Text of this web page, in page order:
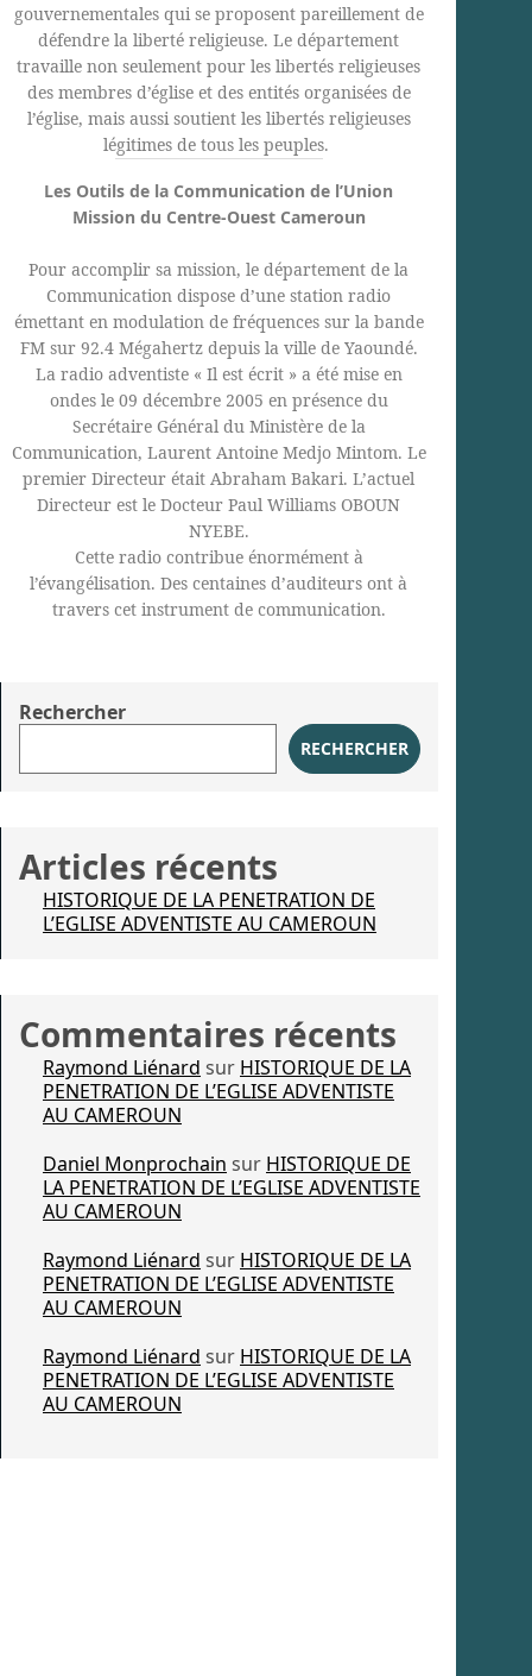
gouvernementales qui se proposent pareillement de
défendre la liberté religieuse. Le département
travaille non seulement pour les libertés religieuses
des membres d’église et des entités organisées de
l’église, mais aussi soutient les libertés religieuses
légitimes de tous les peuples.
Les Outils de la Communication de l’Union
Mission du Centre-Ouest Cameroun
Pour accomplir sa mission, le département de la
Communication dispose d’une station radio
émettant en modulation de fréquences sur la bande
FM sur 92.4 Mégahertz depuis la ville de Yaoundé.
La radio adventiste « Il est écrit » a été mise en
ondes le 09 décembre 2005 en présence du
Secrétaire Général du Ministère de la
Communication, Laurent Antoine Medjo Mintom. Le
premier Directeur était Abraham Bakari. L’actuel
Directeur est le Docteur Paul Williams OBOUN
NYEBE.
Cette radio contribue énormément à
l’évangélisation. Des centaines d’auditeurs ont à
travers cet instrument de communication.
Rechercher
RECHERCHER
Articles récents
HISTORIQUE DE LA PENETRATION DE
L’EGLISE ADVENTISTE AU CAMEROUN
Commentaires récents
Raymond Liénard sur HISTORIQUE DE LA
PENETRATION DE L’EGLISE ADVENTISTE
AU CAMEROUN
Daniel Monprochain sur HISTORIQUE DE
LA PENETRATION DE L’EGLISE ADVENTISTE
AU CAMEROUN
Raymond Liénard sur HISTORIQUE DE LA
PENETRATION DE L’EGLISE ADVENTISTE
AU CAMEROUN
Raymond Liénard sur HISTORIQUE DE LA
PENETRATION DE L’EGLISE ADVENTISTE
AU CAMEROUN